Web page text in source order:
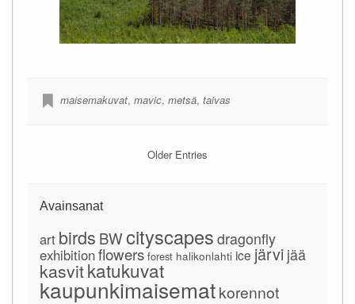
maisemakuvat, mavic, metsä, taivas
Older Entries
Avainsanat
art birds BWcityscapes dragonfly
exhibitionflowers forest halikonlahti ice järvi jää
kasvitkatukuvat
kaupunkimaisematkorennot